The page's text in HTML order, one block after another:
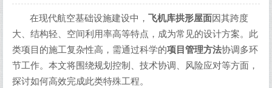
在现代航空基础设施建设中，飞机库拱形屋面因其跨度
大、结构轻、空间利用率高等特点，成为常见的设计方案。此
类项目的施工复杂性高，需通过科学的项目管理方法协调多环
节工作。本文将围绕规划控制、技术协调、风险应对等方面，
探讨如何高效完成此类特殊工程。